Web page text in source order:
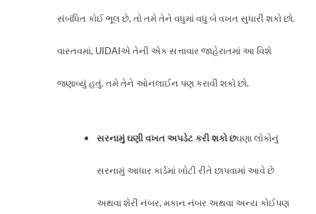
સંબંધિત કોઈ ભૂલ છે, તો તમે તેને વધુમાં વધુ બે વખત સુધારી શકો છો.
વાસ્તવમાં, UIDAIએ તેની એક સત્તાવાર જાહેરાતમાં આ વિશે
જણાવ્યું હતું. તમે તેને ઓનલાઈન પણ કરાવી શકો છો.
સરનામું ઘણી વખત અપડેટ કરી શકો છઘણા લોકોનું
સરનામું આધાર કાર્ડમાં ખોટી રીતે છાપવામાં આવે છે
અથવા શેરી નંબર, મકાન નંબર અથવા અન્ય કોઈપણ